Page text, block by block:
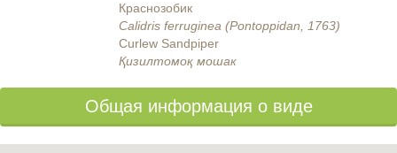
Краснозобик
Calidris ferruginea (Pontoppidan, 1763)
Curlew Sandpiper
Қизилтомоқ мошак
Общая информация о виде